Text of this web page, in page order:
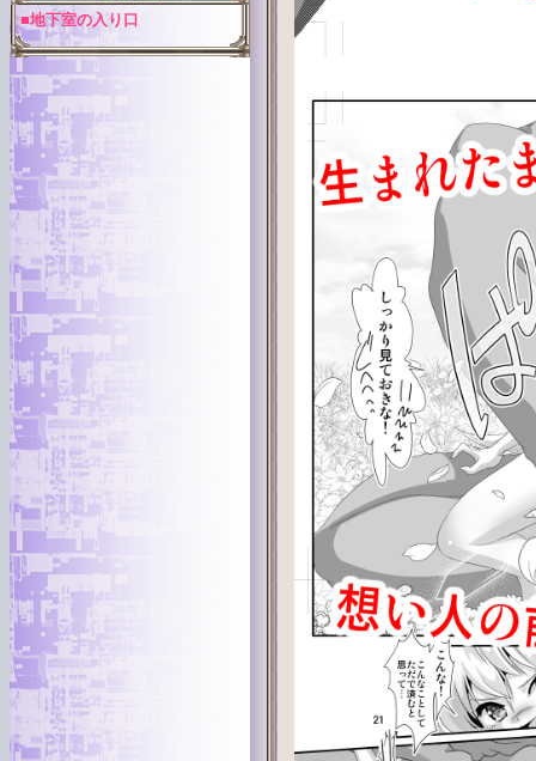
■地下室の入り口